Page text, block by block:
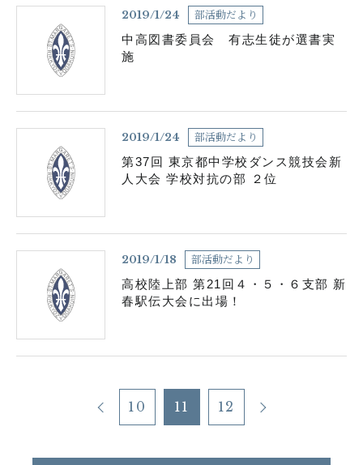
2019/1/24 部活動だより
中高図書委員会 有志生徒が選書実
施
2019/1/24 部活動だより
第37回 東京都中学校ダンス競技会新
人大会 学校対抗の部 ２位
2019/1/18 部活動だより
高校陸上部 第21回４・５・６支部 新
春駅伝大会に出場！
10 11 12